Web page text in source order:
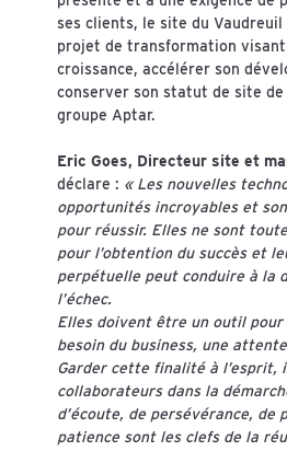
ses clients, le site du Vaudreuil
projet de transformation
croissance, accélérer son
conserver son statut de site
groupe Aptar.
Eric Goes, Directeur site et
déclare : « Les nouvelles
opportunités incroyables et
pour réussir. Elles ne sont
pour l’obtention du succès et
perpétuelle peut conduire à la
l’échec.
Elles doivent être un outil pour
besoin du business, une
Garder cette finalité à l’esprit,
collaborateurs dans la
d’écoute, de persévérance, de
patience sont les clefs de la